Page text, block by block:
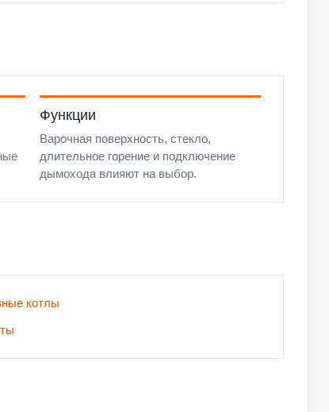
Функции
Варочная поверхность, стекло,
длительное горение и подключение
дымохода влияют на выбор.
котлы